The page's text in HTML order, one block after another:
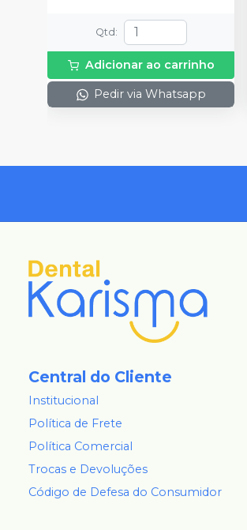
Qtd :
Adicionar ao carrinho
Pedir via Whatsapp
Central do Cliente
Institucional
Política de Frete
Política Comercial
Trocas e Devoluções
Código de Defesa do Consumidor